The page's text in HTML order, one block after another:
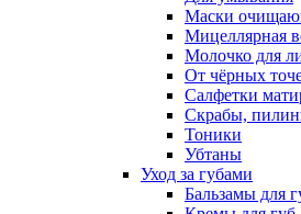
Маски
Мицеллярная
Молочко для
От чёрных
Салфетки
Скрабы,
Тоники
Убтаны
Уход за губами
Бальзамы для